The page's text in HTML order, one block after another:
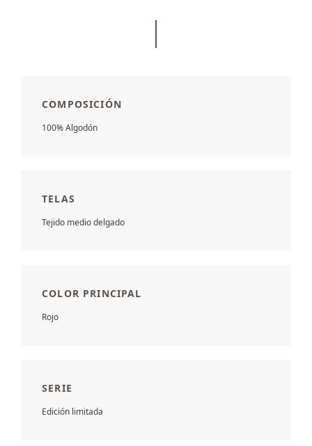
COMPOSICIÓN
100% Algodón
TELAS
Tejido medio delgado
COLOR PRINCIPAL
Rojo
SERIE
Edición limitada